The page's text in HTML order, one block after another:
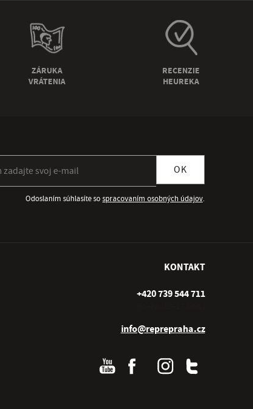
ZÁRUKA
VRÁTENIA
RECENZIE
HEUREKA
OK
Odoslaním súhlasíte sospracovaním osobných údajov.
KONTAKT
+420 739 544 711
info@reprepraha.cz